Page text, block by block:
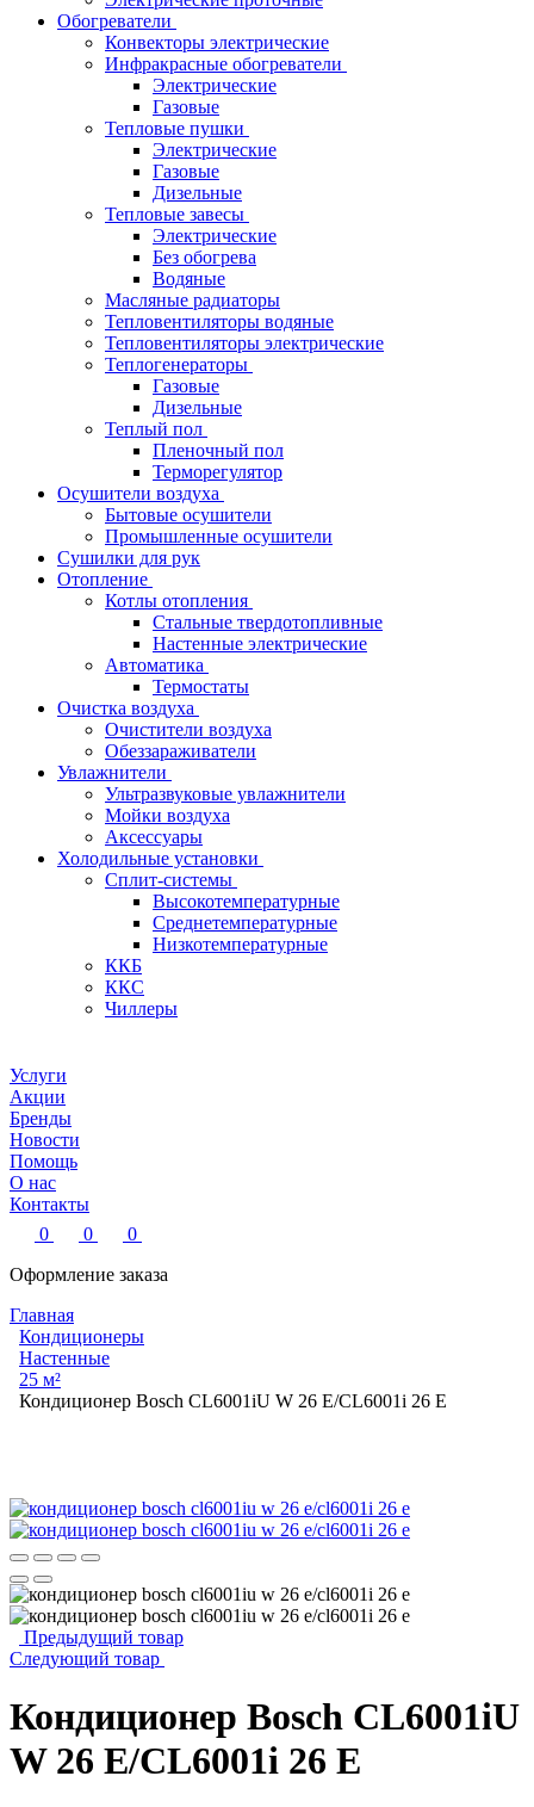
Обогреватели
Конвекторы электрические
Инфракрасные обогреватели
Электрические
Газовые
Тепловые пушки
Электрические
Газовые
Дизельные
Тепловые завесы
Электрические
Без обогрева
Водяные
Масляные радиаторы
Тепловентиляторы водяные
Тепловентиляторы электрические
Теплогенераторы
Газовые
Дизельные
Теплый пол
Пленочный пол
Терморегулятор
Осушители воздуха
Бытовые осушители
Промышленные осушители
Сушилки для рук
Отопление
Котлы отопления
Стальные твердотопливные
Настенные электрические
Автоматика
Термостаты
Очистка воздуха
Очистители воздуха
Обеззараживатели
Увлажнители
Ультразвуковые увлажнители
Мойки воздуха
Аксессуары
Холодильные установки
Сплит-системы
Высокотемпературные
Среднетемпературные
Низкотемпературные
ККБ
ККС
Чиллеры
Услуги
Акции
Бренды
Новости
Помощь
О нас
Контакты
0
0
0
Оформление заказа
Главная
Кондиционеры
Настенные
25 м²
Кондиционер Bosch CL6001iU W 26 E/CL6001i 26 E
Предыдущий товар
Следующий товар
Кондиционер Bosch CL6001iU
W 26 E/CL6001i 26 E